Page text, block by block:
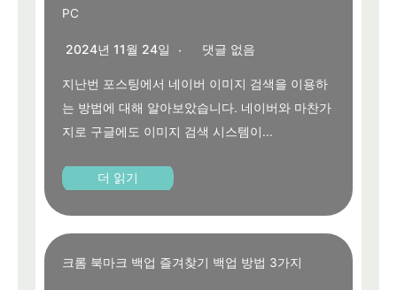
PC
2024년 11월 24일 댓글 없음
지난번 포스팅에서 네이버 이미지 검색을 이용하
는 방법에 대해 알아보았습니다. 네이버와 마찬가
지로 구글에도 이미지 검색 시스템이...
더 읽기
크롬 북마크 백업 즐겨찾기 백업 방법 3가지